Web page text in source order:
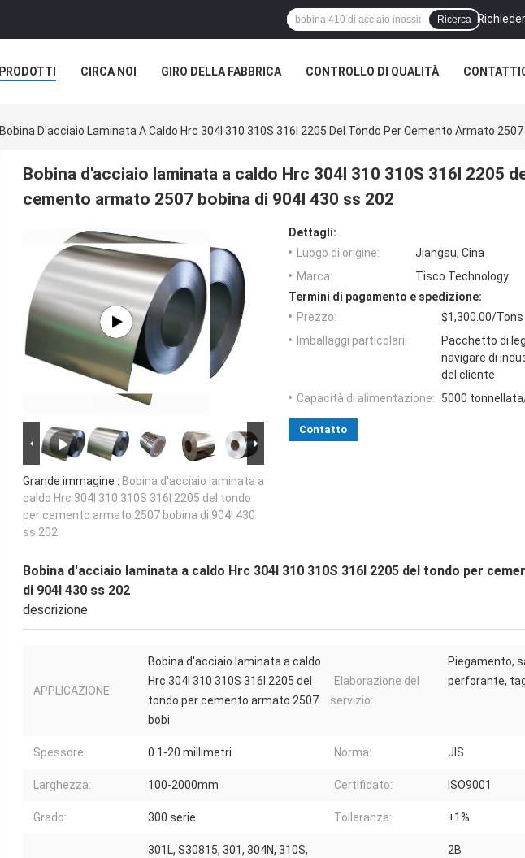
Ricerca
PRODOTTI CIRCA NOI GIRO DELLA FABBRICA CONTROLLO DI QUALITÀ
Bobina D'acciaio Laminata A Caldo Hrc 304l 310 310S 316l 2205 Del Tondo Per Cemento Armato
Bobina d'acciaio laminata a caldo Hrc 304l 310 310S 316l 2205
cemento armato 2507 bobina di 904l 430 ss 202
Grande immagine : Bobina d'acciaio laminata a
caldo Hrc 304l 310 310S 316l 2205 del tondo
per cemento armato 2507 bobina di 904l 430
ss 202
Dettagli:
Luogo di origine:
Jiangsu, Cina
Marca:
Tisco Technology
Termini di pagamento e spedizione:
Prezzo:
$1,300.00/
Imballaggi particolari:
Pacchetto di
navigare di
del cliente
Capacità di alimentazione:
5000
Contatto
Bobina d'acciaio laminata a caldo Hrc 304l 310 310S 316l 2205 del tondo per
di 904l 430 ss 202
descrizione
APPLICAZIONE:
Bobina d'acciaio laminata a caldo
Hrc 304l 310 310S 316l 2205 del
tondo per cemento armato 2507
bobi
Elaborazione del
servizio:
Piegamento,
perforante,
Spessore: 0.1-20 millimetri Norma: JIS
Larghezza: 100-2000mm Certificato: ISO9001
Grado: 300 serie Tolleranza: ±1%
301L, S30815, 301, 304N, 310S,
2B